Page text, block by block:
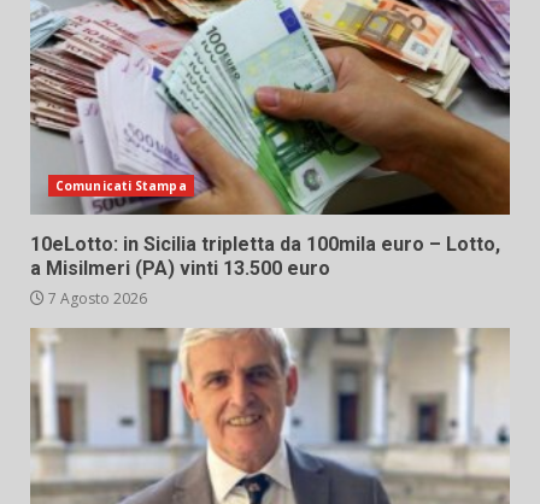
Comunicati Stampa
10eLotto: in Sicilia tripletta da 100mila euro – Lotto,
a Misilmeri (PA) vinti 13.500 euro
7 Agosto 2026